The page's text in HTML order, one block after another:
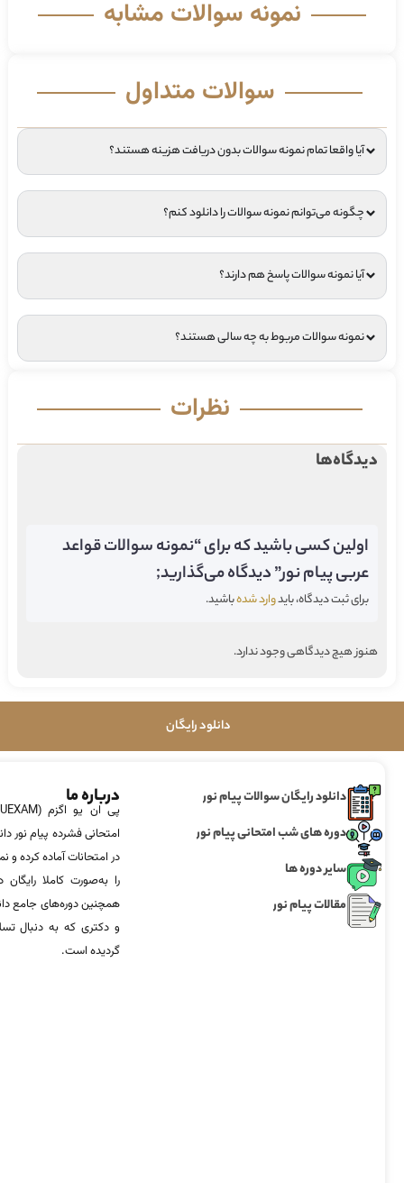
نمونه سوالات مشابه
سوالات متداول
آیا واقعا تمام نمونه سوالات بدون دریافت هزینه هستند؟
چگونه می‌توانم نمونه سوالات را دانلود کنم؟
آیا نمونه سوالات پاسخ هم دارند؟
نمونه سوالات مربوط به چه سالی هستند؟
نظرات
دیدگاه‌ها
اولین کسی باشید که برای “نمونه سوالات قواعد
عربی پیام نور” دیدگاه می‌گذارید;
برای ثبت دیدگاه، بایدوارد شدهباشید.
هنوز هیچ دیدگاهی وجود ندارد.
دانلود رایگان
دانلود رایگان سوالات پیام نور
دوره های شب امتحانی پیام نور
سایر دوره ها
مقالات پیام نور
درباره ما
امتحانی فشرده پیام نور
در امتحانات آماده‌ کرده
را به‌صورت کاملا
همچنین دوره‌های جامع
و دکتری که به دنبال
گردیده است.